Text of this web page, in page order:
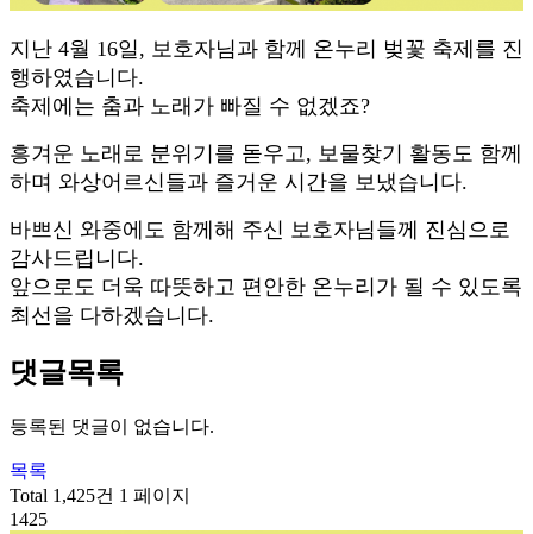
지난 4월 16일, 보호자님과 함께 온누리 벚꽃 축제를 진
행하였습니다.
축제에는 춤과 노래가 빠질 수 없겠죠?
흥겨운 노래로 분위기를 돋우고, 보물찾기 활동도 함께
하며 와상어르신들과 즐거운 시간을 보냈습니다.
바쁘신 와중에도 함께해 주신 보호자님들께 진심으로
감사드립니다.
앞으로도 더욱 따뜻하고 편안한 온누리 가 될 수 있도록
최선을 다하겠습니다.
댓글목록
등록된 댓글이 없습니다.
목록
Total 1,425건 1 페이지
1425